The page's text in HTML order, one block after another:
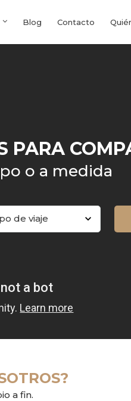
Blog Contacto
PARA
o a medida
a fin.